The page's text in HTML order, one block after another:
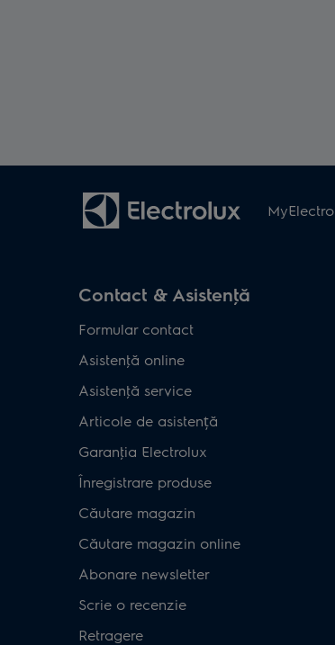
Contact & Asistenţă
Formular contact
Asistenţă online
Asistenţă service
Articole de asistență
Garanţia Electrolux
Înregistrare produse
Căutare magazin
Căutare magazin online
Abonare newsletter
Scrie o recenzie
Retragere